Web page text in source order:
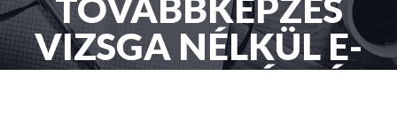
TOVÁBBKÉPZÉS
VIZSGA NÉLKÜL E-
LEARNING KÉPZÉS